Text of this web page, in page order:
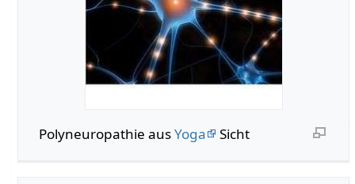
Polyneuropathie ausYoga Sicht